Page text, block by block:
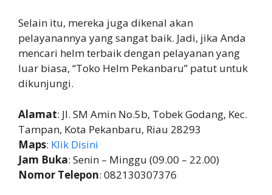
Selain itu, mereka juga dikenal akan
pelayanannya yang sangat baik. Jadi, jika Anda
mencari helm terbaik dengan pelayanan yang
luar biasa, “Toko Helm Pekanbaru” patut untuk
dikunjungi.
Alamat: Jl. SM Amin No.5b, Tobek Godang, Kec.
Tampan, Kota Pekanbaru, Riau 28293
Maps: Klik Disini
Jam Buka: Senin – Minggu (09.00 – 22.00)
Nomor Telepon: 082130307376